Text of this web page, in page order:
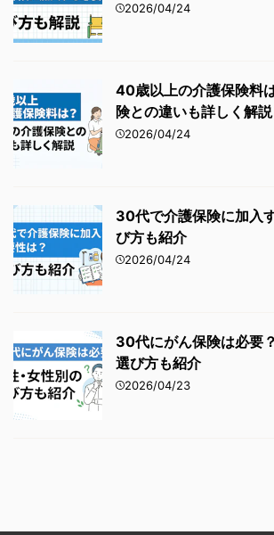
2026/04/24
40歳以上の介護保険料
険との違いも詳しく解説
2026/04/24
30代で介護保険に加入
び方も紹介
2026/04/24
30代にがん保険は必要
選び方も紹介
2026/04/23